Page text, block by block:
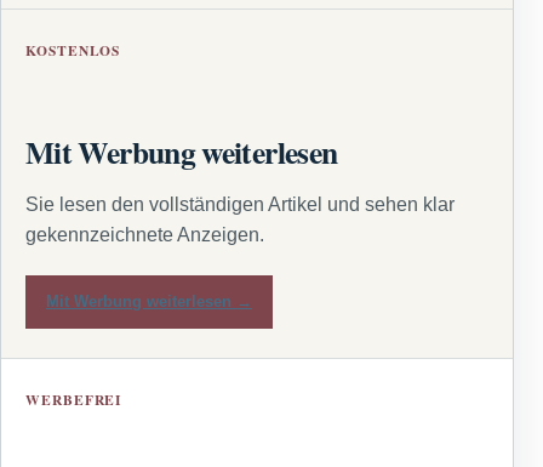
KOSTENLOS
Mit Werbung weiterlesen
Sie lesen den vollständigen Artikel und sehen klar
gekennzeichnete Anzeigen.
Mit Werbung weiterlesen →
WERBEFREI